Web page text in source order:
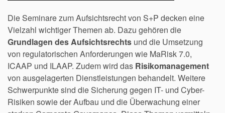
Die Seminare zum Aufsichtsrecht von S+P decken eine
Vielzahl wichtiger Themen ab. Dazu gehören die
Grundlagen des Aufsichtsrechts und die Umsetzung
von regulatorischen Anforderungen wie MaRisk 7.0,
ICAAP und ILAAP. Zudem wird das Risikomanagement
von ausgelagerten Dienstleistungen behandelt. Weitere
Schwerpunkte sind die Sicherung gegen IT- und Cyber-
Risiken sowie der Aufbau und die Überwachung einer